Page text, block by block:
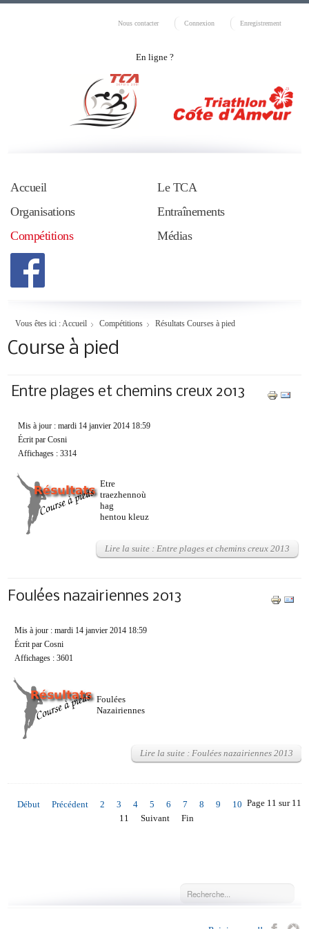
Nous contacter Connexion Enregistrement
En ligne ?
Accueil
Le TCA
Organisations
Entraînements
Compétitions
Médias
Vous êtes ici :Accueil Compétitions Résultats Courses à pied
Course à pied
Entre plages et chemins creux 2013
Mis à jour : mardi 14 janvier 2014 18:59
Écrit par Cosni
Affichages : 3314
Etre
traezhennoù
hag
hentou kleuz
Lire la suite : Entre plages et chemins creux 2013
Foulées nazairiennes 2013
Mis à jour : mardi 14 janvier 2014 18:59
Écrit par Cosni
Affichages : 3601
Foulées
Nazairiennes
Lire la suite : Foulées nazairiennes 2013
Page 11 sur 11
Début Précédent 2 3 4 5 6 7 8 9
10
11
Suivant Fin